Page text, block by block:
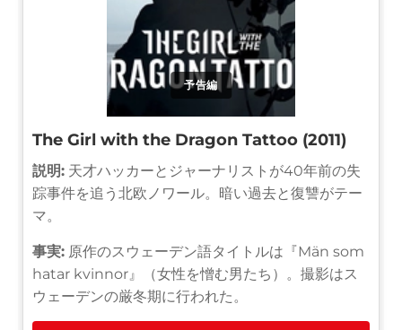
予告編
The Girl with the Dragon Tattoo (2011)
説明: 天才ハッカーとジャーナリストが40年前の失
踪事件を追う北欧ノワール。暗い過去と復讐がテー
マ。
事実: 原作のスウェーデン語タイトルは『Män som
hatar kvinnor』（女性を憎む男たち）。撮影はス
ウェーデンの厳冬期に行われた。